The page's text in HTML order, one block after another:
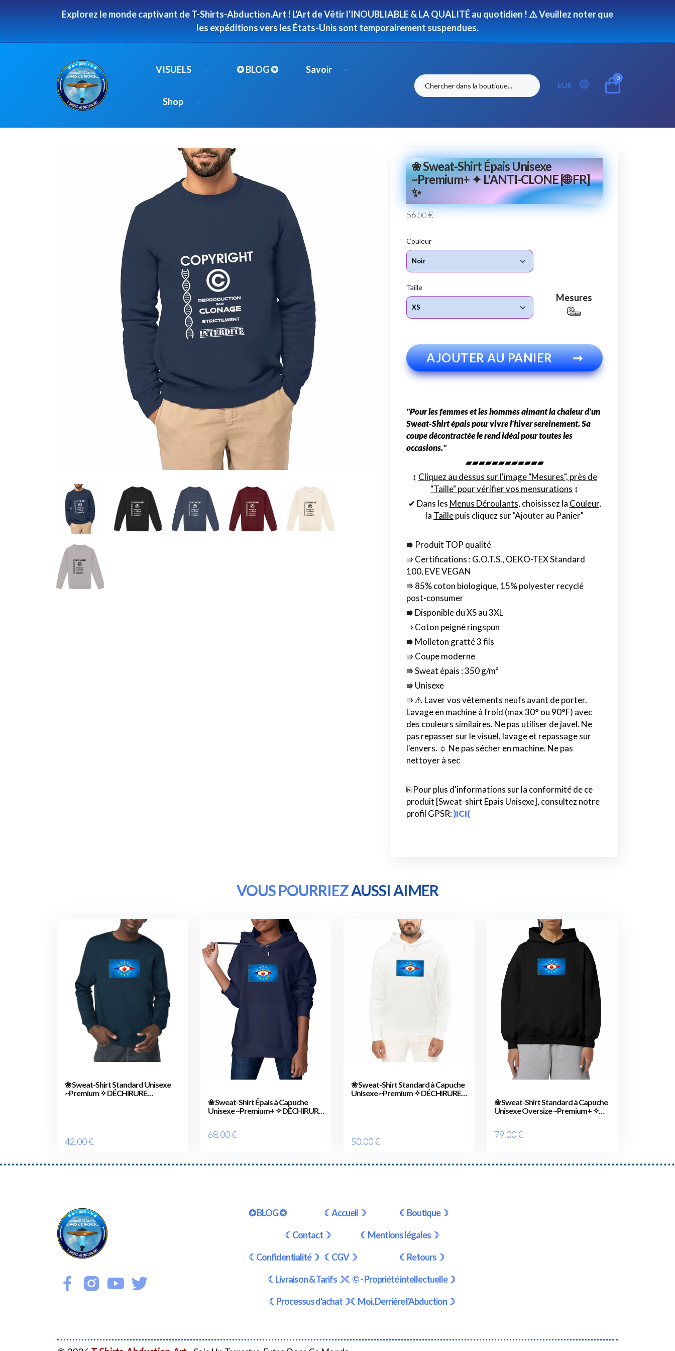
Explorez le monde captivant de T-Shirts-Abduction.Art ! L'Art de Vêtir l'INOUBLIABLE & LA QUALITÉ au quotidien ! ⚠️ Veuillez noter que
les expéditions vers les États-Unis sont temporairement suspendues.
VISUELS ✪ BLOG ✪ Savoir
Shop
EUR
0
❀ Sweat-Shirt Épais Unisexe
~Premium+ ✦ L'ANTI-CLONE [🌐 FR]
✨
56.00 €
Couleur
Taille
Mesures
AJOUTER AU PANIER ➞
"Pour les femmes et les hommes aimant la chaleur d'un
Sweat-Shirt épais pour vivre l'hiver sereinement. Sa
coupe décontractée le rend idéal pour toutes les
occasions."
▰▰▰▰▰▰▰▰▰▰▰▰
↕︎ Cliquez au dessus sur l'image "Mesures", près de
"Taille" pour vérifier vos mensurations ↕︎
✔ Dans les Menus Déroulants, choisissez la Couleur,
la Taillepuis cliquez sur "Ajouter au Panier"
⭆ Produit TOP qualité
⭆ Certifications : G.O.T.S., OEKO-TEX Standard
100, EVE VEGAN
⭆ 85% coton biologique, 15% polyester recyclé
post-consumer
⭆ Disponible du XS au 3XL
⭆ Coton peigné ringspun
⭆ Molleton gratté 3 fils
⭆ Coupe moderne
⭆ Sweat épais : 350 g/m²
⭆ Unisexe
⭆ ⚠️ Laver vos vêtements neufs avant de porter.
Lavage en machine à froid (max 30° ou 90°F) avec
des couleurs similaires. Ne pas utiliser de javel. Ne
pas repasser sur le visuel, lavage et repassage sur
l'envers. ☼ Ne pas sécher en machine. Ne pas
nettoyer à sec
⎘ Pour plus d'informations sur la conformité de ce
produit [Sweat-shirt Epais Unisexe], consultez notre
profil GPSR:)ICI(
VOUS POURRIEZAUSSI AIMER
❀ Sweat-Shirt Standard Unisexe
~Premium ✧ DÉCHIRURE
42.00€
❀ Sweat-Shirt Épais à Capuche
Unisexe ~Premium+ ✧ DÉCHIRURE
68.00€
❀ Sweat-Shirt Standard à Capuche
Unisexe ~Premium ✧ DÉCHIRURE
50.00€
❀ Sweat-Shirt Standard à Capuche
Unisexe Oversize ~Premium+ ✧
79.00€
✪ BLOG ✪ ☾Accueil☽
☾Boutique☽
☾Contact☽
☾Mentions légales☽
☾Confidentialité☽ ☾CGV☽
☾Retours☽
☾Livraison & Tarifs☽☾© - Propriété intellectuelle☽
☾Processus d'achat☽☾Moi, Derrière l'Abduction☽